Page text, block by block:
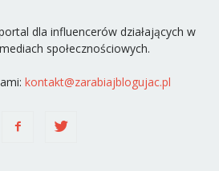
dla influencerów działających w
społecznościowych.
kontakt@zarabiajblogujac.pl